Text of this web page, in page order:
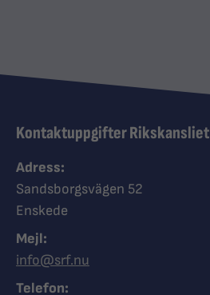
Kontaktuppgifter Rikskansliet
Adress:
Sandsborgsvägen 52
Enskede
Mejl:
info@srf.nu
Telefon: